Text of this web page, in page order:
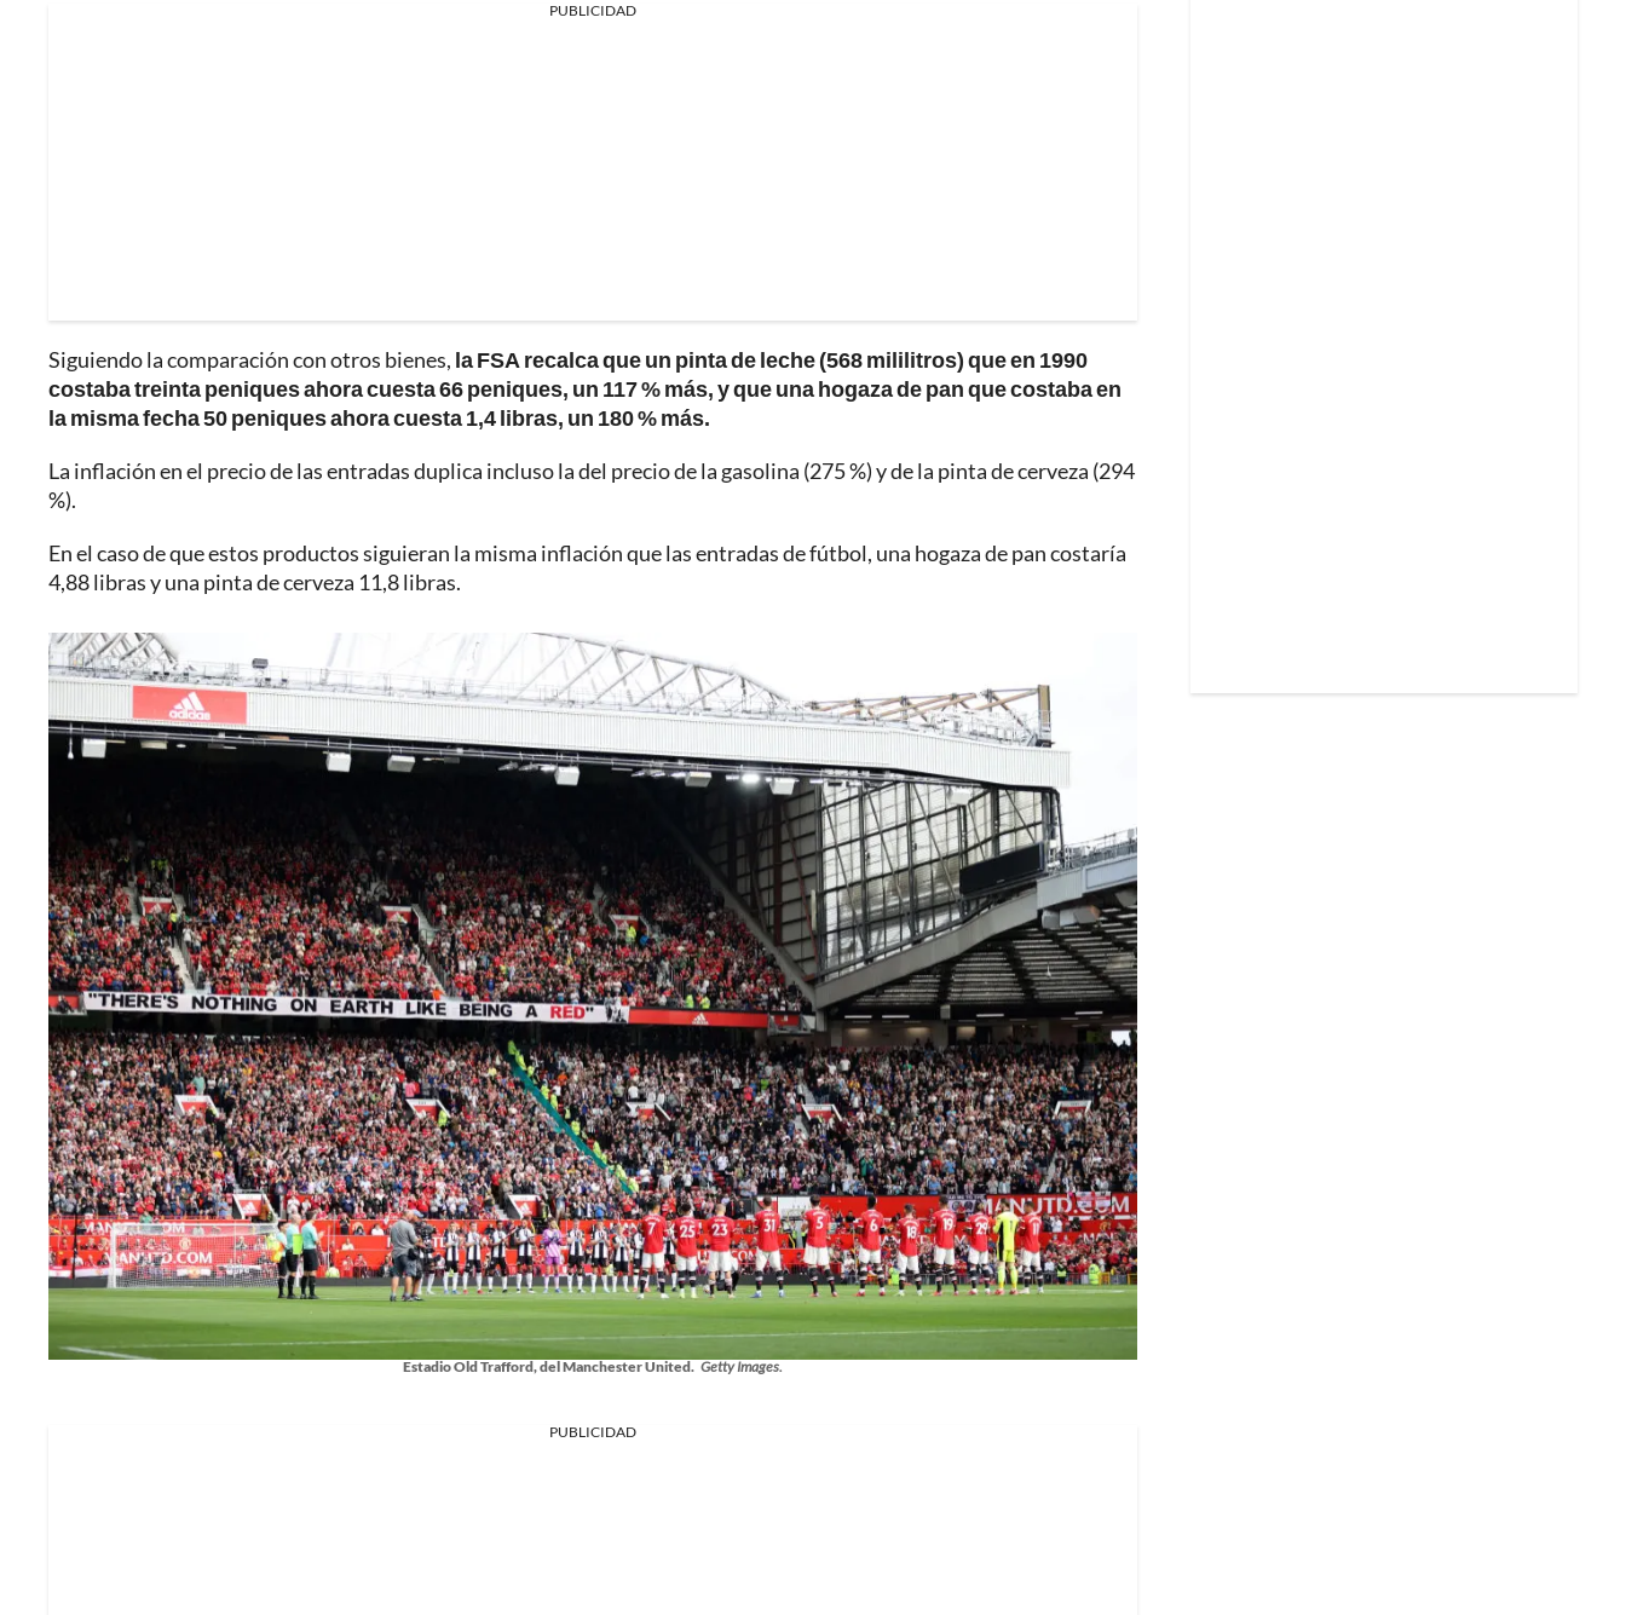
PUBLICIDAD
Siguiendo la comparación con otros bienes, la FSA recalca que un pinta de leche (568 mililitros) que en 1990
costaba treinta peniques ahora cuesta 66 peniques, un 117 % más, y que una hogaza de pan que costaba en
la misma fecha 50 peniques ahora cuesta 1,4 libras, un 180 % más.
La inflación en el precio de las entradas duplica incluso la del precio de la gasolina (275 %) y de la pinta de cerveza (294
%).
En el caso de que estos productos siguieran la misma inflación que las entradas de fútbol, una hogaza de pan costaría
4,88 libras y una pinta de cerveza 11,8 libras.
Estadio Old Trafford, del Manchester United. Getty Images.
PUBLICIDAD